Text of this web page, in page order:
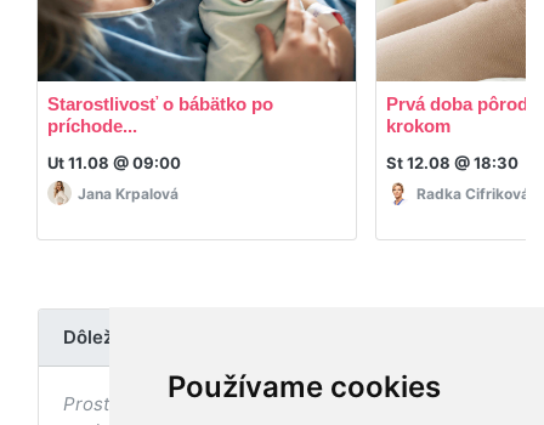
Používame cookies
Starostlivosť o bábätko po
príchode...
Ut 11.08 @ 09:00
Jana Krpalová
Prvá doba
krokom
St 12.08 @ 18:30
Radka Cifriková
Dôležité upozornenie
Prostredníctvom stránky nedochádza k